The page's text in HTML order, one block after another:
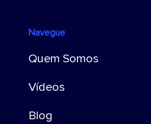
Navegue
Quem Somos
Vídeos
Blog